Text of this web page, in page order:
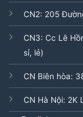
CN2: 205
CN3: Cc Lê
sỉ, lẻ)
CN Biên hòa:
CN Hà Nội: 2K